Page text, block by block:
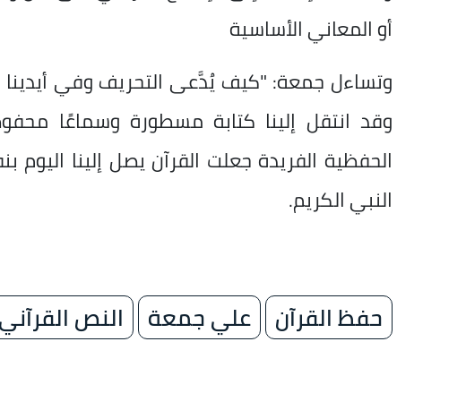
أو المعاني الأساسية
وتساءل جمعة: "كيف يُدَّعى التحريف وفي
وقد انتقل إلينا كتابة مسطورة وسماعًا
الحفظية الفريدة جعلت القرآن يصل إلينا
النبي الكريم.
حفظ القرآن علي جمعة النص القرآني